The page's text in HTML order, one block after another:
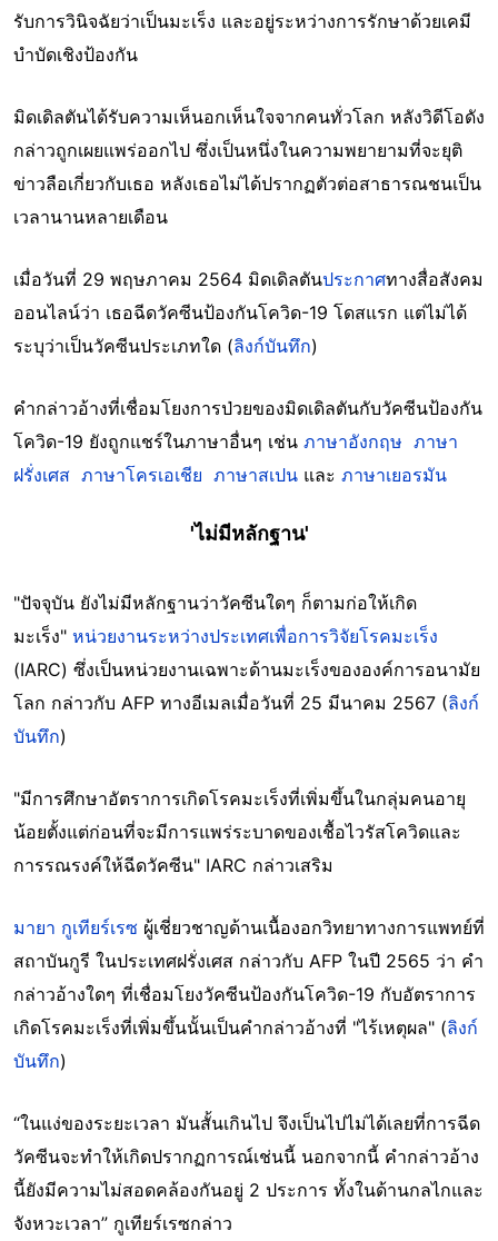
รับการวินิจฉัยว่าเป็นมะเร็ง และอยู่ระหว่างการรักษาด้วยเคมี
บำบัดเชิงป้องกัน
มิดเดิลตันได้รับความเห็นอกเห็นใจจากคนทั่วโลก หลังวิดีโอดัง
กล่าวถูกเผยแพร่ออกไป ซึ่งเป็นหนึ่งในความพยายามที่จะยุติ
ข่าวลือเกี่ยวกับเธอ หลังเธอไม่ได้ปรากฏตัวต่อสาธารณชนเป็น
เวลานานหลายเดือน
เมื่อวันที่ 29 พฤษภาคม 2564 มิดเดิลตันประกาศทางสื่อสังคม
ออนไลน์ว่า เธอฉีดวัคซีนป้องกันโควิด-19 โดสแรก แต่ไม่ได้
ระบุว่าเป็นวัคซีนประเภทใด (ลิงก์บันทึก)
คำกล่าวอ้างที่เชื่อมโยงการป่วยของมิดเดิลตันกับวัคซีนป้องกัน
โควิด-19 ยังถูกแชร์ในภาษาอื่นๆ เช่น ภาษาอังกฤษ ภาษา
ฝรั่งเศส ภาษาโครเอเชีย ภาษาสเปน และ ภาษาเยอรมัน
'ไม่มีหลักฐาน'
"ปัจจุบัน ยังไม่มีหลักฐานว่าวัคซีนใดๆ ก็ตามก่อให้เกิด
มะเร็ง" หน่วยงานระหว่างประเทศเพื่อการวิจัยโรคมะเร็ง
(IARC) ซึ่งเป็นหน่วยงานเฉพาะด้านมะเร็งขององค์การอนามัย
โลก กล่าวกับ AFP ทางอีเมลเมื่อวันที่ 25 มีนาคม 2567 (ลิงก์
บันทึก)
"มีการศึกษาอัตราการเกิดโรคมะเร็งที่เพิ่มขึ้นในกลุ่มคนอายุ
น้อยตั้งแต่ก่อนที่จะมีการแพร่ระบาดของเชื้อไวรัสโควิดและ
การรณรงค์ให้ฉีดวัคซีน" IARC กล่าวเสริม
มายา กูเทียร์เรซ ผู้เชี่ยวชาญด้านเนื้องอกวิทยาทางการแพทย์ที่
สถาบันกูรี ในประเทศฝรั่งเศส กล่าวกับ AFP ในปี 2565 ว่า คำ
กล่าวอ้างใดๆ ที่เชื่อมโยงวัคซีนป้องกันโควิด-19 กับอัตราการ
เกิดโรคมะเร็งที่เพิ่มขึ้นนั้นเป็นคำกล่าวอ้างที่ "ไร้เหตุผล" (ลิงก์
บันทึก)
“ในแง่ของระยะเวลา มันสั้นเกินไป จึงเป็นไปไม่ได้เลยที่การฉีด
วัคซีนจะทำให้เกิดปรากฏการณ์เช่นนี้ นอกจากนี้ คำกล่าวอ้าง
นี้ยังมีความไม่สอดคล้องกันอยู่ 2 ประการ ทั้งในด้านกลไกและ
จังหวะเวลา” กูเทียร์เรซกล่าว